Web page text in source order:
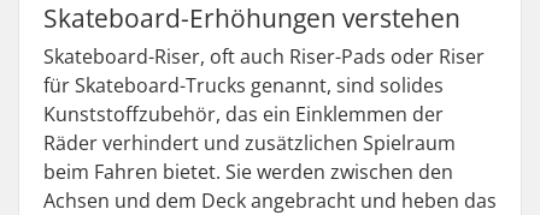
Skateboard-Erhöhungen verstehen
Skateboard-Riser, oft auch Riser-Pads oder Riser
für Skateboard-Trucks genannt, sind solides
Kunststoffzubehör, das ein Einklemmen der
Räder verhindert und zusätzlichen Spielraum
beim Fahren bietet. Sie werden zwischen den
Achsen und dem Deck angebracht und heben das